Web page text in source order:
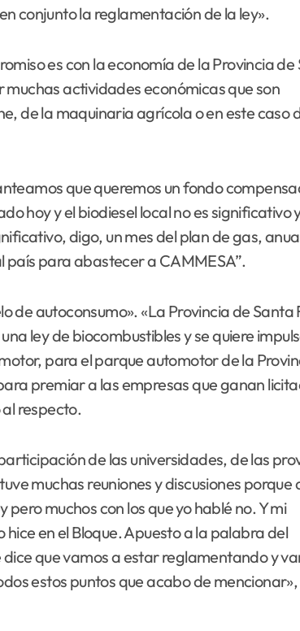
conjunto la reglamentación de la ley».
es con la economía de la Provincia de
actividades económicas que son
de la maquinaria agrícola o en este caso
que queremos un fondo
hoy y el biodiesel local no es significativo
digo, un mes del plan de gas,
país para abastecer a CAMMESA”.
de autoconsumo». «La Provincia de Santa
ley de biocombustibles y se quiere
para el parque automotor de la
premiar a las empresas que ganan
respecto.
de las universidades, de las
muchas reuniones y discusiones porque
muchos con los que yo hablé no. Y mi
en el Bloque. Apuesto a la palabra del
que vamos a estar reglamentando y
estos puntos que acabo de mencionar»,